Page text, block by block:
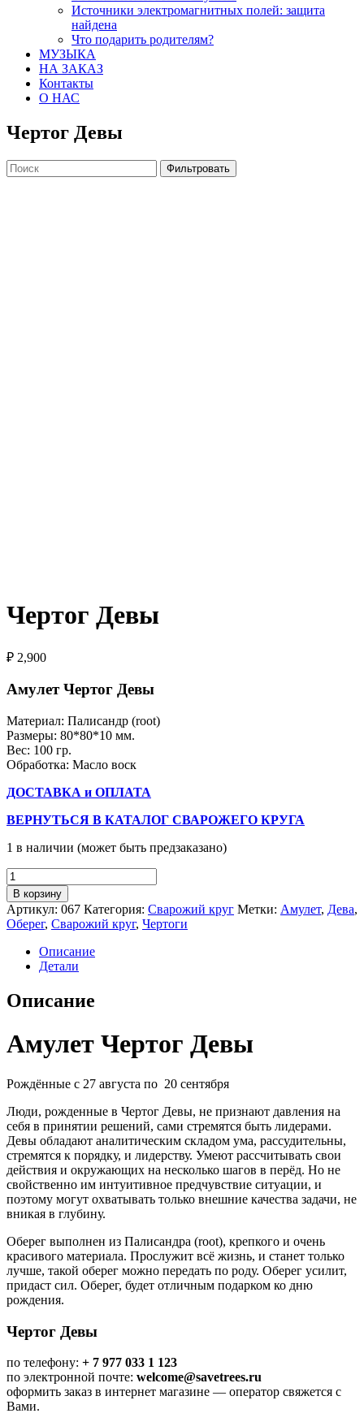
Источники электромагнитных полей: защита
найдена
Что подарить родителям?
МУЗЫКА
НА ЗАКАЗ
Контакты
О НАС
Чертог Девы
Фильтровать
Чертог Девы
₽ 2,900
Амулет Чертог Девы
Материал: Палисандр (root)
Размеры: 80*80*10 мм.
Вес: 100 гр.
Обработка: Масло воск
ДОСТАВКА и ОПЛАТА
ВЕРНУТЬСЯ В КАТАЛОГ СВАРОЖЕГО КРУГА
1 в наличии (может быть предзаказано)
Количество
товара
Чертог
Девы
В корзину
Артикул: 067 Категория: Сварожий круг Метки: Амулет, Дева,
Оберег, Сварожий круг, Чертоги
Описание
Детали
Описание
Амулет Чертог Девы
Рождённые с 27 августа по 20 сентября
Люди, рожденные в Чертог Девы, не признают давления на
себя в принятии решений, сами стремятся быть лидерами.
Девы обладают аналитическим складом ума, рассудительны,
стремятся к порядку, и лидерству. Умеют рассчитывать свои
действия и окружающих на несколько шагов в перёд. Но не
свойственно им интуитивное предчувствие ситуации, и
поэтому могут охватывать только внешние качества задачи, не
вникая в глубину.
Оберег выполнен из Палисандра (root), крепкого и очень
красивого материала. Прослужит всё жизнь, и станет только
лучше, такой оберег можно передать по роду. Оберег усилит,
придаст сил. Оберег, будет отличным подарком ко дню
рождения.
Чертог Девы
по телефону: + 7 977 033 1 123
по электронной почте: welcome@savetrees.ru
оформить заказ в интернет магазине — оператор свяжется с
Вами.